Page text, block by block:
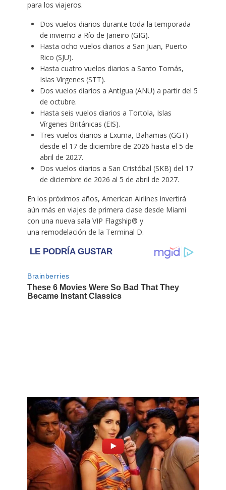
para los viajeros.
Dos vuelos diarios durante toda la temporada
de invierno a Río de Janeiro (GIG).
Hasta ocho vuelos diarios a San Juan, Puerto
Rico (SJU).
Hasta cuatro vuelos diarios a Santo Tomás,
Islas Vírgenes (STT).
Dos vuelos diarios a Antigua (ANU) a partir del 5
de octubre.
Hasta seis vuelos diarios a Tortola, Islas
Vírgenes Británicas (EIS).
Tres vuelos diarios a Exuma, Bahamas (GGT)
desde el 17 de diciembre de 2026 hasta el 5 de
abril de 2027.
Dos vuelos diarios a San Cristóbal (SKB) del 17
de diciembre de 2026 al 5 de abril de 2027.
En los próximos años, American Airlines invertirá
aún más en viajes de primera clase desde Miami
con una nueva sala VIP Flagship® y
una remodelación de la Terminal D.